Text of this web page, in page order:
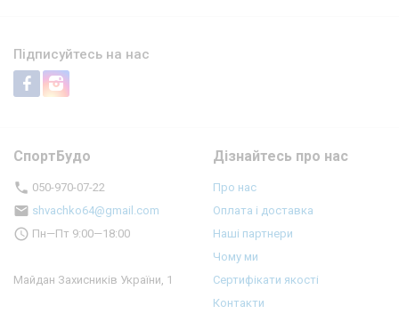
Підписуйтесь на нас
СпортБудо
050-970-07-22
shvachko64@gmail.com
Пн—Пт 9:00—18:00
Майдан Захисників України, 1
Дізнайтесь про нас
Про нас
Оплата і доставка
Наші партнери
Чому ми
Сертифікати якості
Контакти